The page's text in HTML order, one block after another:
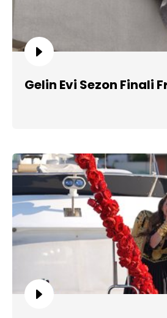
Gelin Evi Sezon Finali